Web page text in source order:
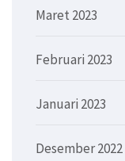
Maret 2023
Februari 2023
Januari 2023
Desember 2022